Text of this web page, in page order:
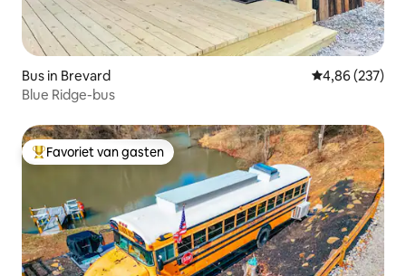
Bus in Brevard Gemiddelde
4,86 (237)
Blue Ridge-bus
Topfavoriet van gasten
Favoriet van gasten